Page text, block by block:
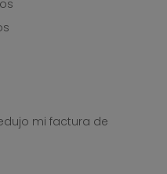
mi factura de